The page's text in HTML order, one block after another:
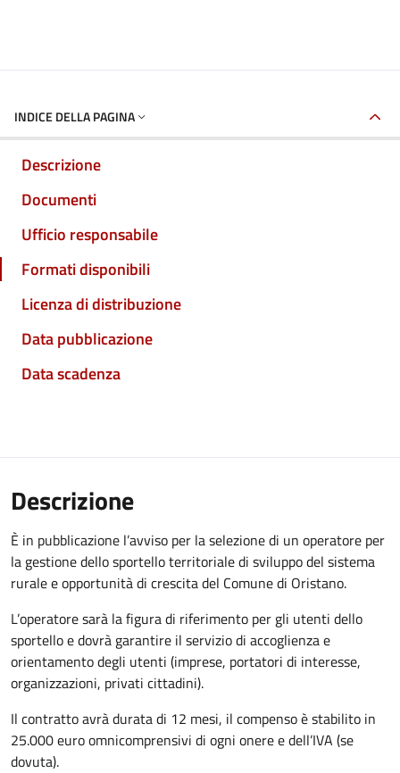
INDICE DELLA PAGINA
Descrizione
Documenti
Ufficio responsabile
Formati disponibili
Licenza di distribuzione
Data pubblicazione
Data scadenza
Descrizione
È in pubblicazione l’avviso per la selezione di un operatore per
la gestione dello sportello territoriale di sviluppo del sistema
rurale e opportunità di crescita del Comune di Oristano.
L’operatore sarà la figura di riferimento per gli utenti dello
sportello e dovrà garantire il servizio di accoglienza e
orientamento degli utenti (imprese, portatori di interesse,
organizzazioni, privati cittadini).
Il contratto avrà durata di 12 mesi, il compenso è stabilito in
25.000 euro omnicomprensivi di ogni onere e dell’IVA (se
dovuta).